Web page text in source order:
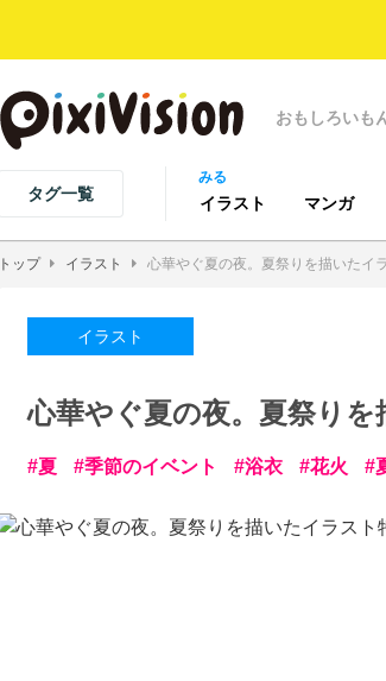
おもしろいも
タグ一覧
みる
イラスト マンガ
トップ イラスト 心華やぐ夏の夜。夏祭りを描いたイ
イラスト
心華やぐ夏の夜。夏祭り
夏 季節のイベント 浴衣 花火